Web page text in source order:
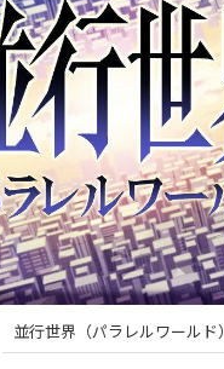
並行世界（パラレルワールド）